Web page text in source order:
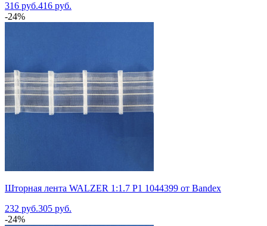
316 руб.416 руб.
-24%
Шторная лента WALZER 1:1.7 P1 1044399 от Bandex
232 руб.305 руб.
-24%